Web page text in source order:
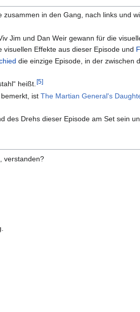
in den Gang, nach links und
Jim und Dan Weir gewann für die
visuellen Effekte aus dieser Episode und
die einzige Episode, in der zwischen
heißt.[5]
bemerkt, istThe Martian General's
des Drehs dieser Episode am Set sein
verstanden?